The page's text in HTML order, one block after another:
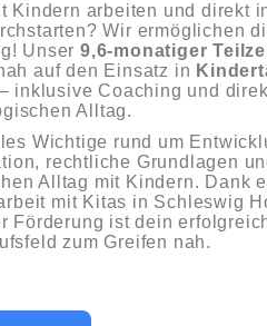
Kindern arbeiten und direkt
Wir ermöglichen
Unser9,6-monatiger
auf den Einsatz in
inklusive Coaching und
Alltag.
Wichtige rund um
rechtliche Grundlagen
Alltag mit Kindern. Dank
mit Kitas in Schleswig
Förderung ist dein
zum Greifen nah.